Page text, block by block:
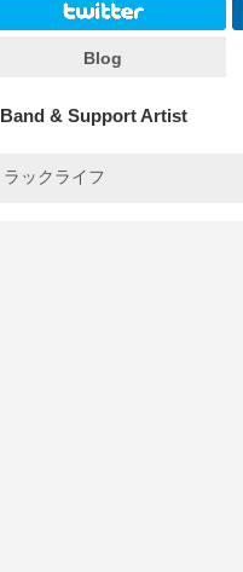
Blog
Band & Support Artist
ラックライフ